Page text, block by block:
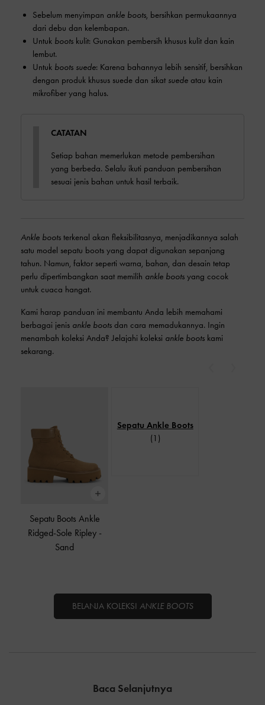
Sebelum menyimpan ankle boots, bersihkan permukaannya
dari debu dan kelembapan.
Untuk boots kulit: Gunakan pembersih khusus kulit dan kain
lembut.
Untuk boots suede: Karena bahannya lebih sensitif, bersihkan
dengan produk khusus suede dan sikat suede atau kain
mikrofiber yang halus.
CATATAN
Setiap bahan memerlukan metode pembersihan
yang berbeda. Selalu ikuti panduan pembersihan
sesuai jenis bahan untuk hasil terbaik.
Ankle boots terkenal akan fleksibilitasnya, menjadikannya salah
satu model sepatu boots yang dapat digunakan sepanjang
tahun. Namun, faktor seperti warna, bahan, dan desain tetap
perlu dipertimbangkan saat memilih ankle boots yang cocok
untuk cuaca hangat.
Kami harap panduan ini membantu Anda lebih memahami
berbagai jenis ankle boots dan cara memadukannya. Ingin
menambah koleksi Anda? Jelajahi koleksi ankle boots kami
sekarang.
Sepatu Boots Ankle
Ridged-Sole Ripley -
Sand
Sepatu Ankle Boots
(1)
BELANJA KOLEKSI ANKLE BOOTS
Baca Selanjutnya